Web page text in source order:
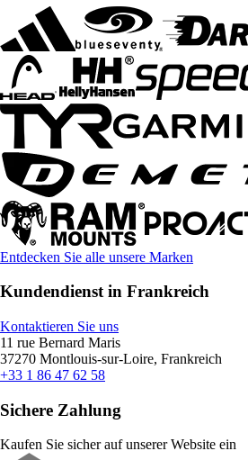
Entdecken Sie alle unsere Marken
Kundendienst in Frankreich
Kontaktieren Sie uns
11 rue Bernard Maris
37270 Montlouis-sur-Loire, Frankreich
+33 1 86 47 62 58
Sichere Zahlung
Kaufen Sie sicher auf unserer Website ein